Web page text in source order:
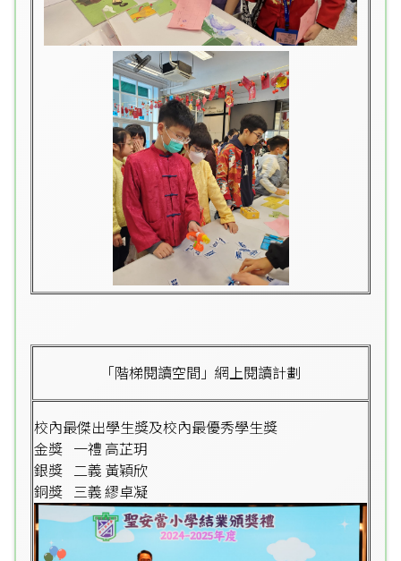
「階梯閱讀空間」網上閱讀計劃
校內最傑出學生獎及校內最優秀學生獎
金獎 一禮 高芷玥
銀獎 二義 黃穎欣
銅獎 三義 繆卓凝